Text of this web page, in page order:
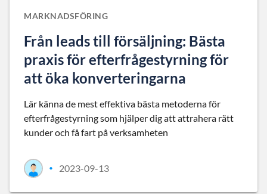
MARKNADSFÖRING
Från leads till försäljning: Bästa
praxis för efterfrågestyrning för
att öka konverteringarna
Lär känna de mest effektiva bästa metoderna för
efterfrågestyrning som hjälper dig att attrahera rätt
kunder och få fart på verksamheten
• 2023-09-13